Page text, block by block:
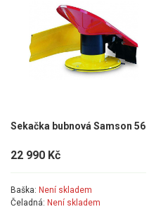
Sekačka bubnová Samson 56
22 990 Kč
Baška: Není skladem
Čeladná: Není skladem